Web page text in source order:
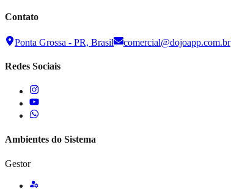
Contato
Ponta Grossa - PR, Brasil comercial@dojoapp.com.br
Redes Sociais
Ambientes do Sistema
Gestor